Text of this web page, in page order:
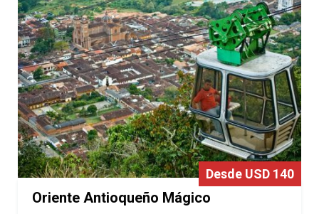
Desde USD 140
Oriente Antioqueño Mágico